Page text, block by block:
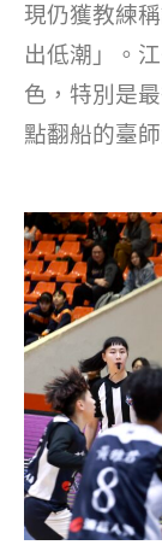
現仍獲教練
出低潮」。
色，特別是
點翻船的臺